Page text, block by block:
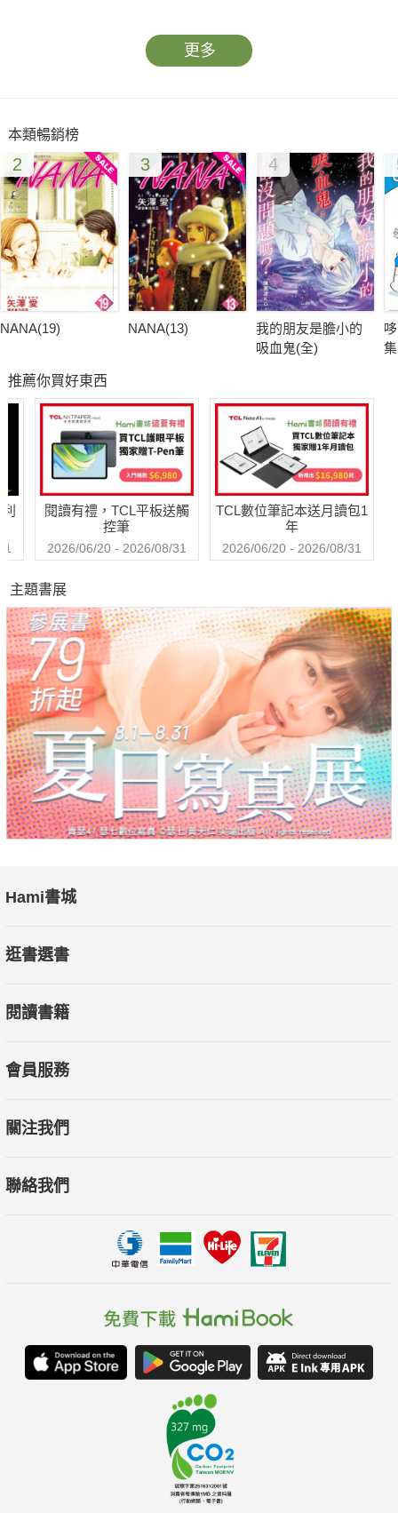
熟。現在，也該是這本風光二、三百年，卻沈寂半個世紀的奇
此去如何？且看下集分解！
更多
本類暢銷榜
2
NANA(19)
3
NANA(13)
4
我的朋友是膽小的
吸血鬼(全)
推薦你買好東西
閱讀有禮，TCL平板送觸
控筆
2026/06/20 - 2026/08/31
TCL數位筆記本送月讀包1
年
2026/06/20 - 2026/08/31
主題書展
Hami書城
逛書選書
閱讀書籍
會員服務
關注我們
聯絡我們